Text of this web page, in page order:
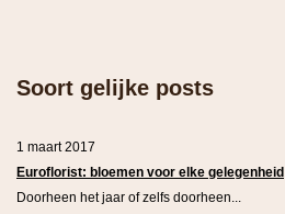
Soort gelijke posts
1 maart 2017
Euroflorist: bloemen voor elke gelegenheid
Doorheen het jaar of zelfs doorheen...